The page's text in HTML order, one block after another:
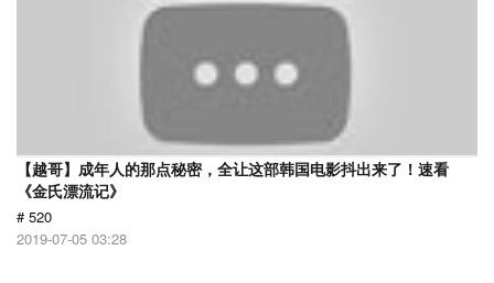
【越哥】成年人的那点秘密，全让这部韩国电影抖出来了！速看
《金氏漂流记》
# 520
2019-07-05 03:28